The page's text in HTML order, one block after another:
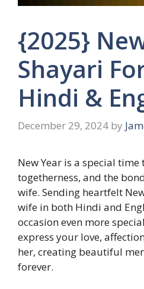
{2025}
Shayari
Hindi &
December 29, 2024 by
New Year is a special time
togetherness, and the
wife. Sending heartfelt
wife in both Hindi and
occasion even more
express your love,
her, creating beautiful
forever.